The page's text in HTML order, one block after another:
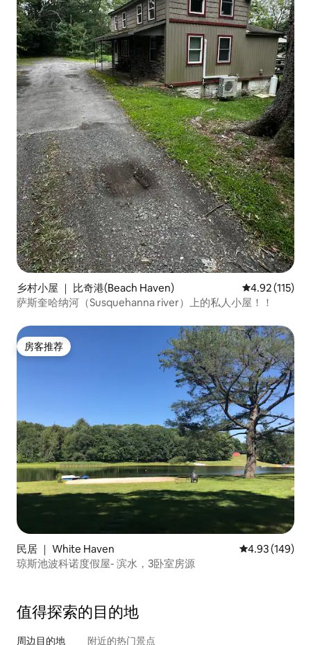
乡村小屋 ｜ 比奇港(Beach Haven) 平均评分 4.92
4.92 (115)
萨斯奎哈纳河（Susquehanna river）上的私人小屋！！
房客推荐
房客推荐
民居 ｜ White Haven 平均评分 4.93
4.93 (149)
琼斯池波科诺度假屋- 滨水，3卧室房源
值得探索的目的地
周边目的地 附近的热门景点